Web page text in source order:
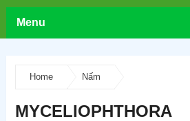
Menu
Home Nấm
MYCELIOPHTHORA